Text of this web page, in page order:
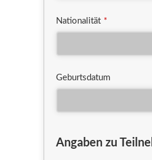
Nationalität *
Geburtsdatum
Angaben zu